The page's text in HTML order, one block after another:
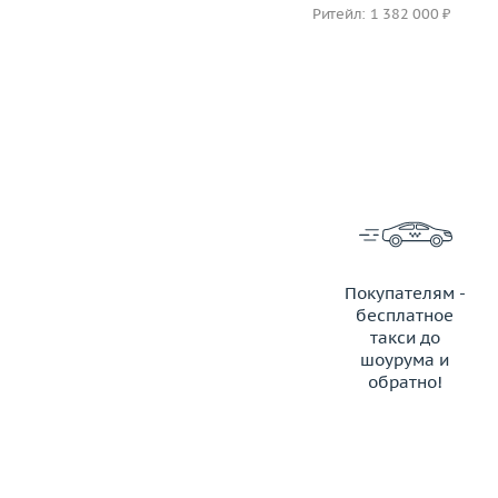
Ритейл: 1 382 000 ₽
Покупателям -
бесплатное
такси до
шоурума и
обратно!
ЗАКАЗАТЬ ТАКСИ